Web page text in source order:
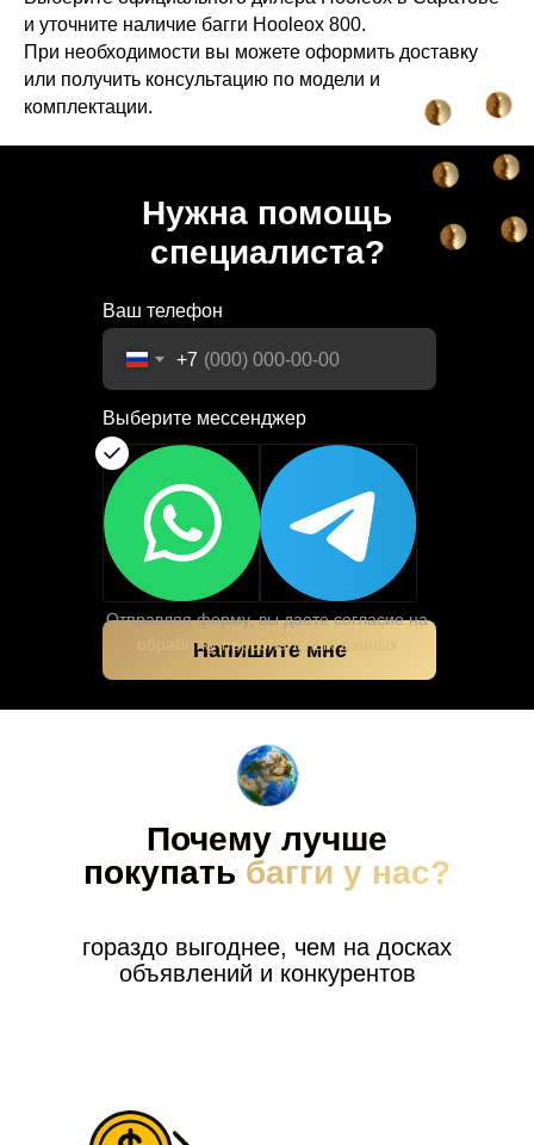
и уточните наличие багги Hooleox 800.
При необходимости вы можете оформить доставку
или получить консультацию по модели и
комплектации.
Нужна помощь
специалиста?
Ваш телефон
+7
Выберите мессенджер
Напишите мне
Отправляя форму, вы даете согласие на
обработку персональных данных
Почему лучше
покупать багги у нас?
гораздо выгоднее, чем на досках
объявлений и конкурентов